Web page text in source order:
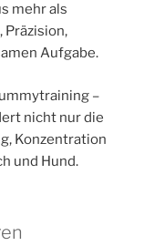
mehr als
Präzision,
Aufgabe.
–
nicht nur die
Konzentration
und Hund.